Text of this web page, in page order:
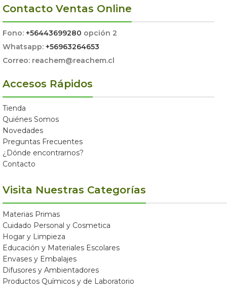
Contacto Ventas Online
Fono: +56443699280 opción 2
Whatsapp: +56963264653
Correo: reachem@reachem.cl
Accesos Rápidos
Tienda
Quiénes Somos
Novedades
Preguntas Frecuentes
¿Dónde encontrarnos?
Contacto
Visita Nuestras Categorías
Materias Primas
Cuidado Personal y Cosmetica
Hogar y Limpieza
Educación y Materiales Escolares
Envases y Embalajes
Difusores y Ambientadores
Productos Químicos y de Laboratorio